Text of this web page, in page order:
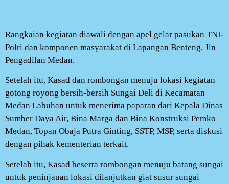
Rangkaian kegiatan diawali dengan apel gelar pasukan TNI-
Polri dan komponen masyarakat di Lapangan Benteng, Jln
Pengadilan Medan.
Setelah itu, Kasad dan rombongan menuju lokasi kegiatan
gotong royong bersih-bersih Sungai Deli di Kecamatan
Medan Labuhan untuk menerima paparan dari Kepala Dinas
Sumber Daya Air, Bina Marga dan Bina Konstruksi Pemko
Medan, Topan Obaja Putra Ginting, SSTP, MSP, serta diskusi
dengan pihak kementerian terkait.
Setelah itu, Kasad beserta rombongan menuju batang sungai
untuk peninjauan lokasi dilanjutkan giat susur sungai